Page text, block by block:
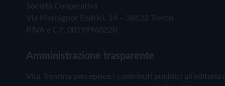
Società Cooperativa
Via Monsignor Endrici, 14 – 38122 Trento
P.IVA e C.F. 00199960220
Amministrazione trasparente
Vita Trentina percepisce i contributi pubblici all'editoria